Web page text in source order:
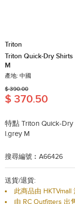
Triton
Triton Quick-Dry Shirts
M
產地: 中國
$ 390.00
$ 370.50
特點 Triton Quick-
l.grey M
搜尋編號︰A66426
送貨/退貨:
此商品由 HKTVmall
由 RC Outfitters 出